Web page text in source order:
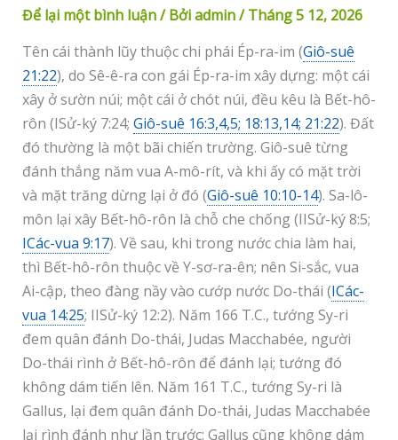
Để lại một bình luận/ Bởiadmin/Tháng 5 12, 2026
Tên cái thành lũy thuộc chi phái Ép-ra-im (Giô-suê
21:22), do Sê-ê-ra con gái Ép-ra-im xây dựng: một cái
xây ở sườn núi; một cái ở chót núi, đều kêu là Bết-hô-
rôn (ISử-ký 7:24; Giô-suê 16:3,4,5; 18:13,14; 21:22). Đất
đó thường là một bãi chiến trường. Giô-suê từng
đánh thắng năm vua A-mô-rít, và khi ấy có mặt trời
và mặt trăng dừng lại ở đó (Giô-suê 10:10-14). Sa-lô-
môn lại xây Bết-hô-rôn là chỗ che chống (IISử-ký 8:5;
ICác-vua 9:17). Về sau, khi trong nước chia làm hai,
thì Bết-hô-rôn thuộc về Y-sơ-ra-ên; nên Si-sắc, vua
Ai-cập, theo đàng nầy vào cướp nước Do-thái (ICác-
vua 14:25; IISử-ký 12:2). Năm 166 T.C., tướng Sy-ri
đem quân đánh Do-thái, Judas Macchabée, người
Do-thái rình ở Bết-hô-rôn để đánh lại; tướng đó
không dám tiến lên. Năm 161 T.C., tướng Sy-ri là
Gallus, lại đem quân đánh Do-thái, Judas Macchabée
lại rình đánh như lần trước: Gallus cũng không dám